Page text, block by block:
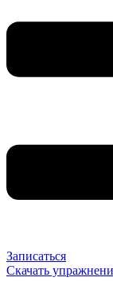
Записаться
Скачать